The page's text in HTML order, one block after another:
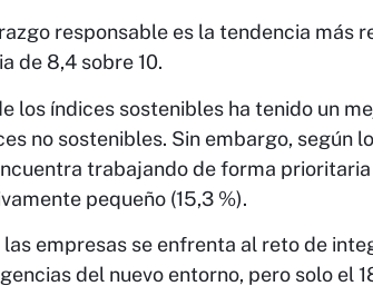
responsable es la tendencia más
de 8,4 sobre 10.
los índices sostenibles ha tenido un
no sostenibles. Sin embargo, según
trabajando de forma
pequeño (15,3 %).
empresas se enfrenta al reto de
del nuevo entorno, pero solo el